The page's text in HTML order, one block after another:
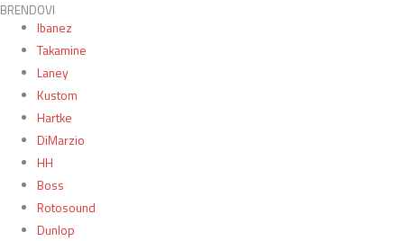
BRENDOVI
Ibanez
Takamine
Laney
Kustom
Hartke
DiMarzio
HH
Boss
Rotosound
Dunlop